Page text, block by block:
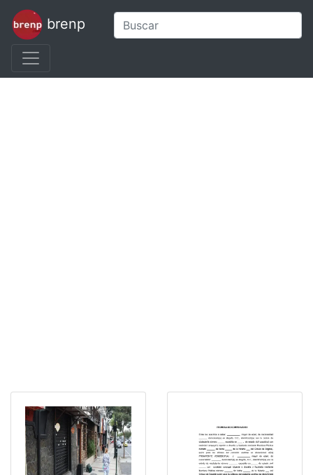
brenp